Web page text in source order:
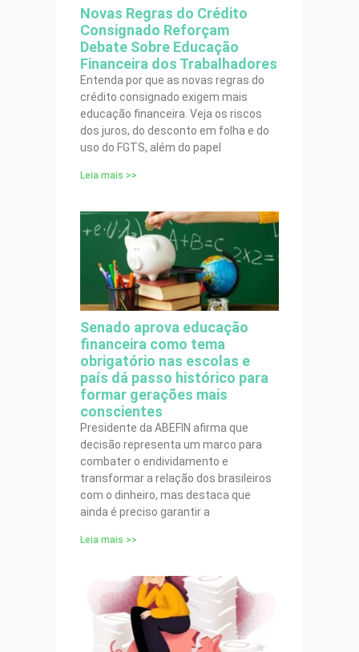
Novas Regras do Crédito
Consignado Reforçam
Debate Sobre Educação
Financeira dos Trabalhadores
Entenda por que as novas regras do
crédito consignado exigem mais
educação financeira. Veja os riscos
dos juros, do desconto em folha e do
uso do FGTS, além do papel
Leia mais >>
Senado aprova educação
financeira como tema
obrigatório nas escolas e
país dá passo histórico para
formar gerações mais
conscientes
Presidente da ABEFIN afirma que
decisão representa um marco para
combater o endividamento e
transformar a relação dos brasileiros
com o dinheiro, mas destaca que
ainda é preciso garantir a
Leia mais >>